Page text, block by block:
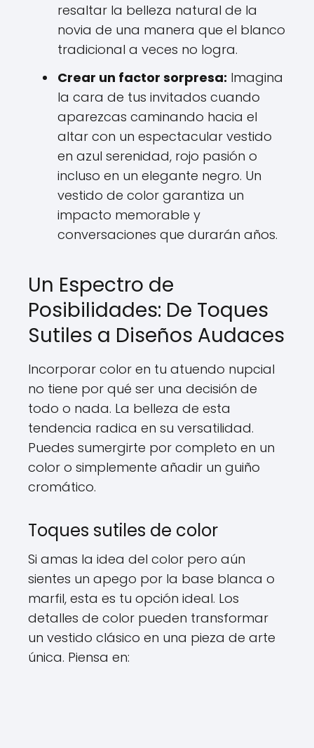
resaltar la belleza natural de la
novia de una manera que el blanco
tradicional a veces no logra.
Crear un factor sorpresa: Imagina
la cara de tus invitados cuando
aparezcas caminando hacia el
altar con un espectacular vestido
en azul serenidad, rojo pasión o
incluso en un elegante negro. Un
vestido de color garantiza un
impacto memorable y
conversaciones que durarán años.
Un Espectro de
Posibilidades: De Toques
Sutiles a Diseños Audaces
Incorporar color en tu atuendo nupcial
no tiene por qué ser una decisión de
todo o nada. La belleza de esta
tendencia radica en su versatilidad.
Puedes sumergirte por completo en un
color o simplemente añadir un guiño
cromático.
Toques sutiles de color
Si amas la idea del color pero aún
sientes un apego por la base blanca o
marfil, esta es tu opción ideal. Los
detalles de color pueden transformar
un vestido clásico en una pieza de arte
única. Piensa en: